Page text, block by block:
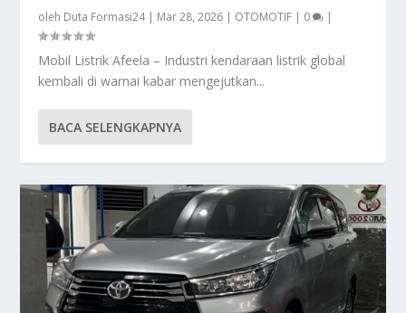
oleh Duta Formasi24| Mar 28, 2026 | OTOMOTIF | 0 |
Mobil Listrik Afeela – Industri kendaraan listrik global
kembali di warnai kabar mengejutkan...
BACA SELENGKAPNYA